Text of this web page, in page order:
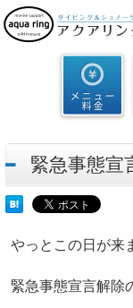
緊急事態宣
やっとこの日が来
緊急事態宣言解除